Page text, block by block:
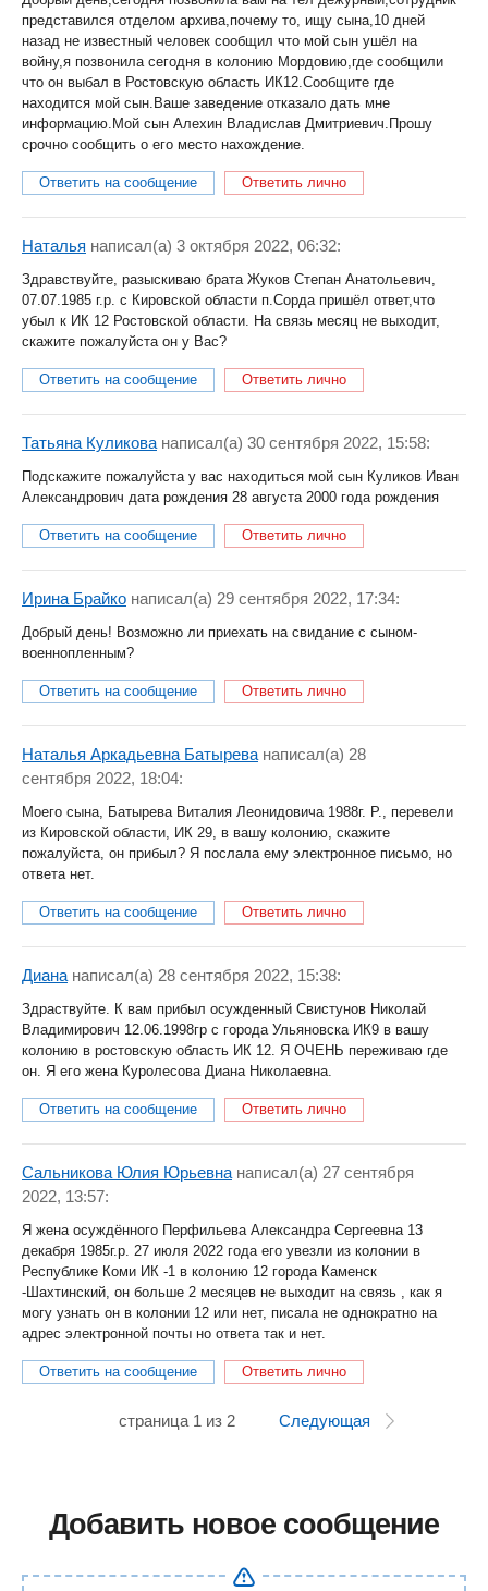
представился отделом архива,почему то, ищу сына,10 дней
назад не известный человек сообщил что мой сын ушёл на
войну,я позвонила сегодня в колонию Мордовию,где сообщили
что он выбал в Ростовскую область ИК12.Сообщите где
находится мой сын.Ваше заведение отказало дать мне
информацию.Мой сын Алехин Владислав Дмитриевич.Прошу
срочно сообщить о его место нахождение.
Ответить на сообщение Ответить лично
Наталья написал(a) 3 октября 2022, 06:32:
Здравствуйте, разыскиваю брата Жуков Степан Анатольевич,
07.07.1985 г.р. с Кировской области п.Сорда пришёл ответ,что
убыл к ИК 12 Ростовской области. На связь месяц не выходит,
скажите пожалуйста он у Вас?
Ответить на сообщение Ответить лично
Татьяна Куликова написал(a) 30 сентября 2022, 15:58:
Подскажите пожалуйста у вас находиться мой сын Куликов Иван
Александрович дата рождения 28 августа 2000 года рождения
Ответить на сообщение Ответить лично
Ирина Брайко написал(a) 29 сентября 2022, 17:34:
Добрый день! Возможно ли приехать на свидание с сыном-
военнопленным?
Ответить на сообщение Ответить лично
Наталья Аркадьевна Батырева написал(a) 28
сентября 2022, 18:04:
Моего сына, Батырева Виталия Леонидовича 1988г. Р., перевели
из Кировской области, ИК 29, в вашу колонию, скажите
пожалуйста, он прибыл? Я послала ему электронное письмо, но
ответа нет.
Ответить на сообщение Ответить лично
Диана написал(a) 28 сентября 2022, 15:38:
Здраствуйте. К вам прибыл осужденный Свистунов Николай
Владимирович 12.06.1998гр с города Ульяновска ИК9 в вашу
колонию в ростовскую область ИК 12. Я ОЧЕНЬ переживаю где
он. Я его жена Куролесова Диана Николаевна.
Ответить на сообщение Ответить лично
Сальникова Юлия Юрьевна написал(a) 27 сентября
2022, 13:57:
Я жена осуждённого Перфильева Александра Сергеевна 13
декабря 1985г.р. 27 июля 2022 года его увезли из колонии в
Республике Коми ИК -1 в колонию 12 города Каменск
-Шахтинский, он больше 2 месяцев не выходит на связь , как я
могу узнать он в колонии 12 или нет, писала не однократно на
адрес электронной почты но ответа так и нет.
Ответить на сообщение Ответить лично
страница 1 из 2 Следующая
Добавить новое сообщение